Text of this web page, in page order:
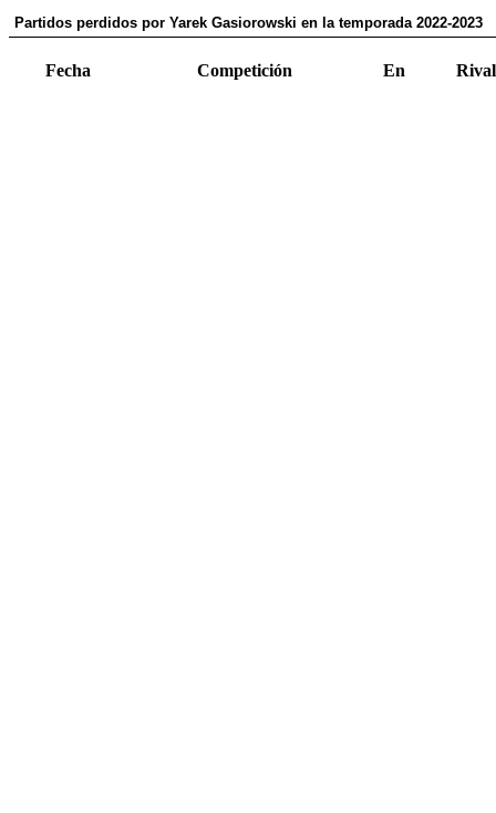
Partidos perdidos por Yarek Gasiorowski en la temporada 2022-2023
Fecha Competición En Rival